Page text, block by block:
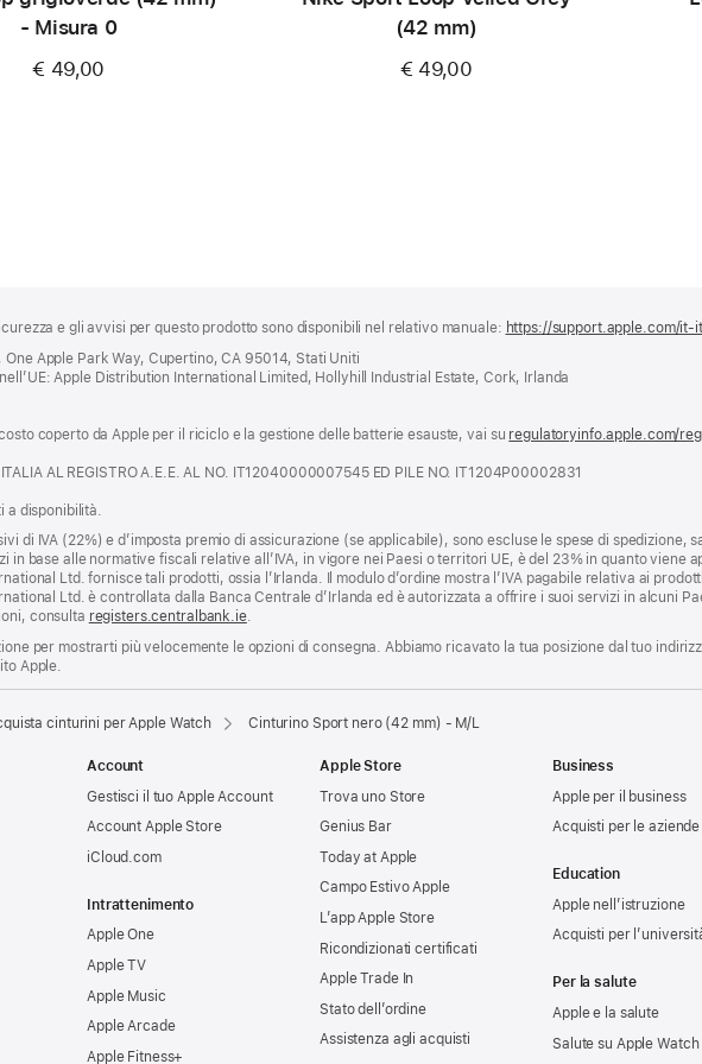
- Misura 0
€ 49,00
(42 mm)
€ 49,00
e gli avvisi per questo prodotto sono disponibili nel relativo manuale: https://support.apple.com/it-
Apple Park Way, Cupertino, CA 95014, Stati Uniti
Apple Distribution International Limited, Hollyhill Industrial Estate, Cork, Irlanda
coperto da Apple per il riciclo e la gestione delle batterie esauste, vai su regulatoryinfo.apple.com/
ITALIA AL REGISTRO A.E.E. AL NO. IT12040000007545 ED PILE NO. IT1204P00002831
a disponibilità.
di IVA (22%) e d’imposta premio di assicurazione (se applicabile), sono escluse le spese di spedizione,
in base alle normative fiscali relative all’IVA, in vigore nei Paesi o territori UE, è del 23% in quanto viene
Ltd. fornisce tali prodotti, ossia l’Irlanda. Il modulo d’ordine mostra l’IVA pagabile relativa ai
Ltd. è controllata dalla Banca Centrale d’Irlanda ed è autorizzata a offrire i suoi servizi in alcuni
consulta registers.centralbank.ie.
per mostrarti più velocemente le opzioni di consegna. Abbiamo ricavato la tua posizione dal tuo
Apple.
cinturini per Apple Watch Cinturino Sport nero (42 mm) - M/L
Account
Gestisci il tuo Apple Account
Account Apple Store
iCloud.com
Intrattenimento
Apple One
Apple TV
Apple Music
Apple Arcade
Apple Fitness+
Apple Store
Trova uno Store
Genius Bar
Today at Apple
Campo Estivo Apple
L’app Apple Store
Ricondizionati certificati
Apple Trade In
Stato dell’ordine
Assistenza agli acquisti
Business
Apple per il business
Acquisti per le aziende
Education
Apple nell’istruzione
Acquisti per
Per la salute
Apple e la salute
Salute su Apple Watch